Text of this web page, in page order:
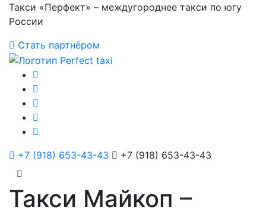
Такси «Перфект» – междугороднее такси по югу
России
Стать партнёром
+7 (918) 653-43-43 +7 (918) 653-43-43
Такси Майкоп –